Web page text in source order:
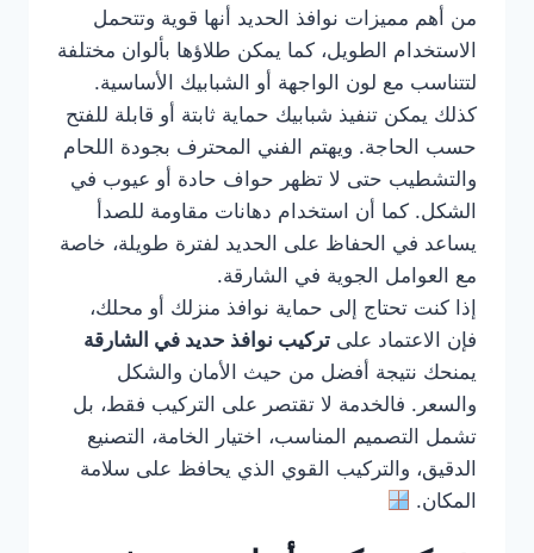
من أهم مميزات نوافذ الحديد أنها قوية وتتحمل
الاستخدام الطويل، كما يمكن طلاؤها بألوان مختلفة
لتتناسب مع لون الواجهة أو الشبابيك الأساسية.
كذلك يمكن تنفيذ شبابيك حماية ثابتة أو قابلة للفتح
حسب الحاجة. ويهتم الفني المحترف بجودة اللحام
والتشطيب حتى لا تظهر حواف حادة أو عيوب في
الشكل. كما أن استخدام دهانات مقاومة للصدأ
يساعد في الحفاظ على الحديد لفترة طويلة، خاصة
مع العوامل الجوية في الشارقة.
إذا كنت تحتاج إلى حماية نوافذ منزلك أو محلك،
فإن الاعتماد على تركيب نوافذ حديد في الشارقة
يمنحك نتيجة أفضل من حيث الأمان والشكل
والسعر. فالخدمة لا تقتصر على التركيب فقط، بل
تشمل التصميم المناسب، اختيار الخامة، التصنيع
الدقيق، والتركيب القوي الذي يحافظ على سلامة
المكان.